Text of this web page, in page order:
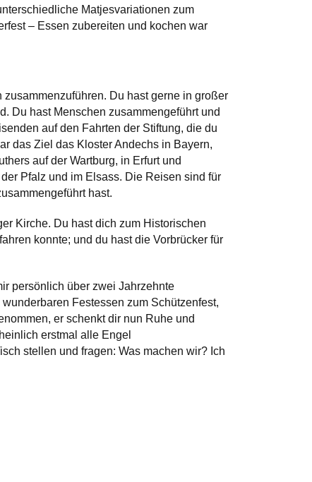
Matjesvariationen zum
– Essen zubereiten und kochen war
Du hast gerne in großer
Du hast Menschen zusammengeführt und
auf den Fahrten der Stiftung, die du
das Ziel das Kloster Andechs in Bayern,
auf der Wartburg, in Erfurt und
Pfalz und im Elsass. Die Reisen sind für
hast.
Kirche. Du hast dich zum Historischen
konnte; und du hast die Vorbrücker für
persönlich über zwei Jahrzehnte
Festessen zum Schützenfest,
er schenkt dir nun Ruhe und
erstmal alle Engel
stellen und fragen: Was machen wir? Ich